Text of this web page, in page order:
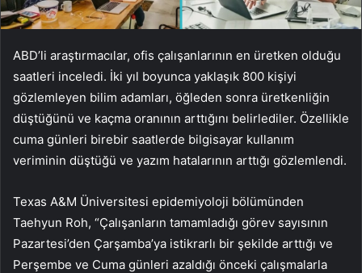
ABD’li araştırmacılar, ofis çalışanlarının en üretken olduğu
saatleri inceledi. İki yıl boyunca yaklaşık 800 kişiyi
gözlemleyen bilim adamları, öğleden sonra üretkenliğin
düştüğünü ve kaçma oranının arttığını belirlediler. Özellikle
cuma günleri birebir saatlerde bilgisayar kullanım
veriminin düştüğü ve yazım hatalarının arttığı gözlemlendi.
Texas A&M Üniversitesi epidemiyoloji bölümünden
Taehyun Roh, “Çalışanların tamamladığı görev sayısının
Pazartesi’den Çarşamba’ya istikrarlı bir şekilde arttığı ve
Perşembe ve Cuma günleri azaldığı önceki çalışmalarla